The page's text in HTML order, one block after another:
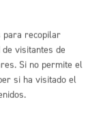
para recopilar
visitantes de
Si no permite el
si ha visitado el